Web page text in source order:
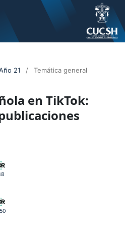
21 / Temática general
en TikTok: